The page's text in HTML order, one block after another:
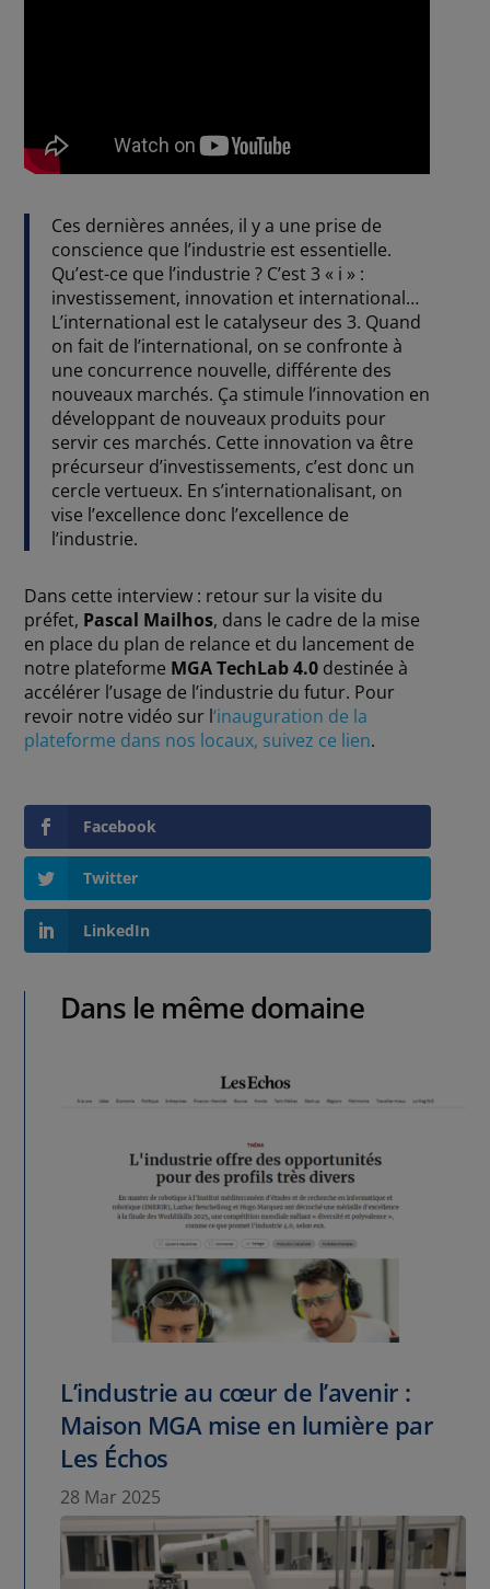
Ces dernières années, il y a une prise de
conscience que l’industrie est essentielle.
Qu’est-ce que l’industrie ? C’est 3 « i » :
investissement, innovation et international…
L’international est le catalyseur des 3. Quand
on fait de l’international, on se confronte à
une concurrence nouvelle, différente des
nouveaux marchés. Ça stimule l’innovation en
développant de nouveaux produits pour
servir ces marchés. Cette innovation va être
précurseur d’investissements, c’est donc un
cercle vertueux. En s’internationalisant, on
vise l’excellence donc l’excellence de
l’industrie.
Dans cette interview : retour sur la visite du
préfet, Pascal Mail­hos, dans le cadre de la mise
en place du plan de relance et du lancement de
notre plate­forme MGA TechLab 4.0 desti­née à
accé­lé­rer l’usage de l’in­dus­trie du futur. Pour
revoir notre vidéo sur l‘inauguration de la
plateforme dans nos locaux, suivez ce lien.
Facebook
Twitter
LinkedIn
Dans le même domaine
L’industrie au cœur de l’avenir :
Maison MGA mise en lumière par
Les Échos
28 Mar 2025